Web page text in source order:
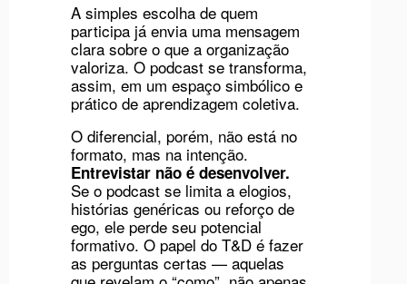
A simples escolha de quem
participa já envia uma mensagem
clara sobre o que a organização
valoriza. O podcast se transforma,
assim, em um espaço simbólico e
prático de aprendizagem coletiva.
O diferencial, porém, não está no
formato, mas na intenção.
Entrevistar não é desenvolver.
Se o podcast se limita a elogios,
histórias genéricas ou reforço de
ego, ele perde seu potencial
formativo. O papel do T&D é fazer
as perguntas certas — aquelas